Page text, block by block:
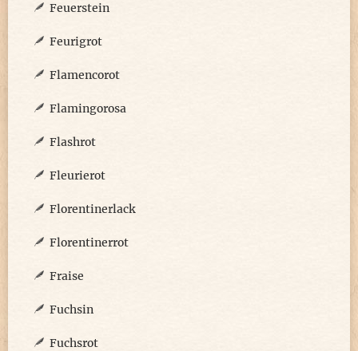
Feuerstein
Feurigrot
Flamencorot
Flamingorosa
Flashrot
Fleurierot
Florentinerlack
Florentinerrot
Fraise
Fuchsin
Fuchsrot